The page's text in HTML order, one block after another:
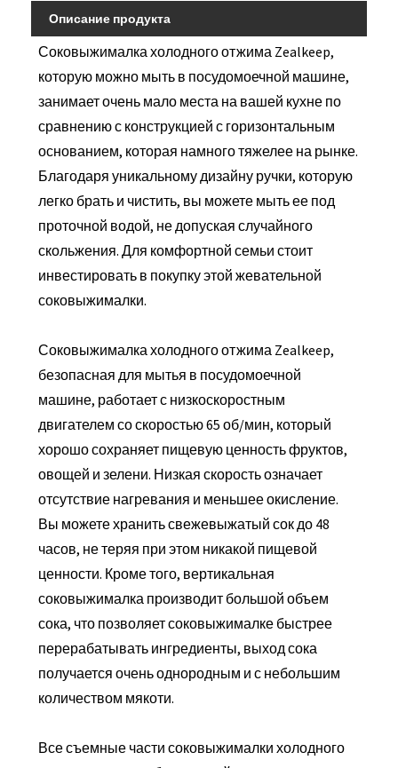
Описание продукта
Соковыжималка холодного отжима Zealkeep,
которую можно мыть в посудомоечной машине,
занимает очень мало места на вашей кухне по
сравнению с конструкцией с горизонтальным
основанием, которая намного тяжелее на рынке.
Благодаря уникальному дизайну ручки, которую
легко брать и чистить, вы можете мыть ее под
проточной водой, не допуская случайного
скольжения. Для комфортной семьи стоит
инвестировать в покупку этой жевательной
соковыжималки.
Соковыжималка холодного отжима Zealkeep,
безопасная для мытья в посудомоечной
машине, работает с низкоскоростным
двигателем со скоростью 65 об/мин, который
хорошо сохраняет пищевую ценность фруктов,
овощей и зелени. Низкая скорость означает
отсутствие нагревания и меньшее окисление.
Вы можете хранить свежевыжатый сок до 48
часов, не теряя при этом никакой пищевой
ценности. Кроме того, вертикальная
соковыжималка производит большой объем
сока, что позволяет соковыжималке быстрее
перерабатывать ингредиенты, выход сока
получается очень однородным и с небольшим
количеством мякоти.
Все съемные части соковыжималки холодного